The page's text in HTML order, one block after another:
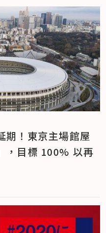
期！東京主場館屋
，目標 100% 以再